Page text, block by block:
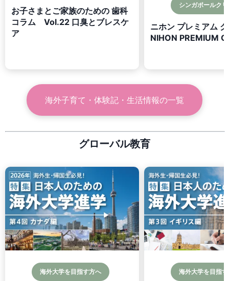
お子さまとご家族のための 歯科
コラム Vol.22 口臭とブレスケ
ア
シンガポールク
ニホン プレミアム
NIHON PREMIUM
海外子育て・体験記・生活情報の一覧
グローバル教育
海外大学を目指す方へ 海外大学を目指